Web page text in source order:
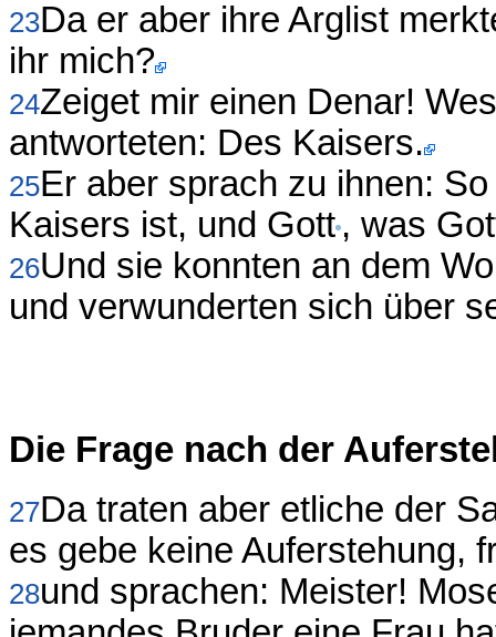
23Da er aber ihre Arglist
ihr mich?
24Zeiget mir einen Denar!
antworteten: Des Kaisers.
25Er aber sprach zu ihnen:
Kaisers ist, und Gott , was
26Und sie konnten an dem
und verwunderten sich über
Die Frage nach der
27Da traten aber etliche der
es gebe keine Auferstehung,
28und sprachen: Meister!